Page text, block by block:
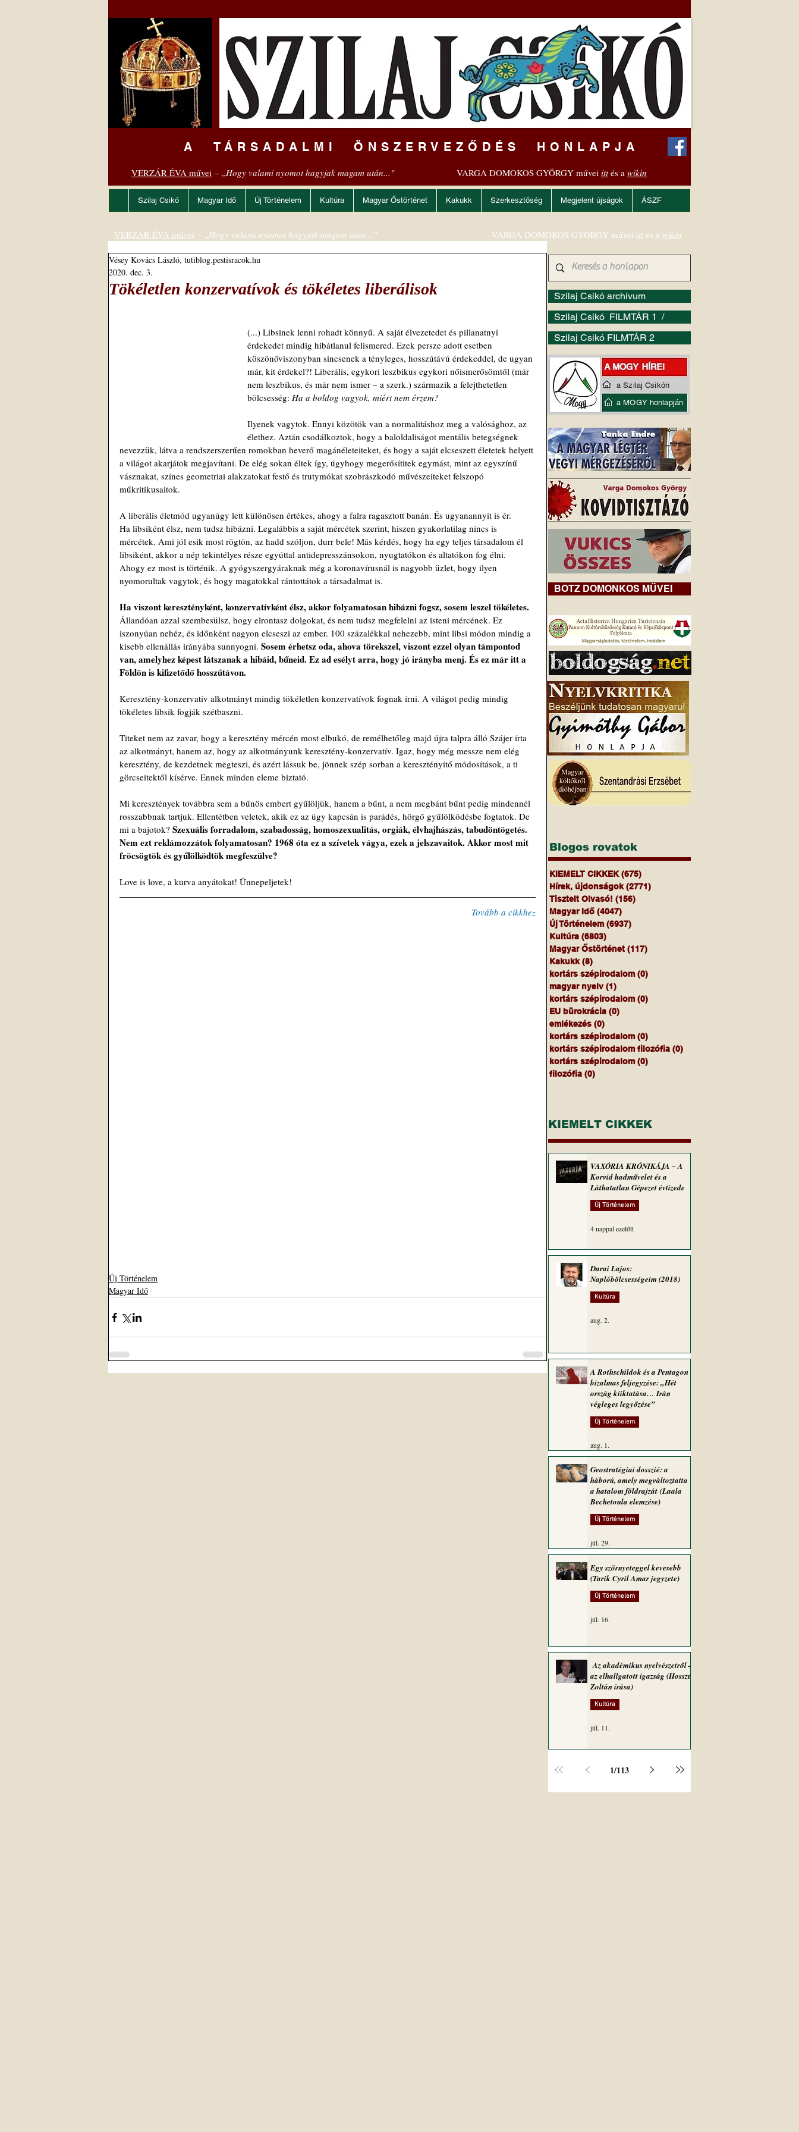
A TÁRSADALMI ÖNSZERVEZŐDÉS HONLAPJA
VERZÁR ÉVA művei – „Hogy valami nyomot hagyjak magam után..." VARGA DOMOKOS GYÖRGY művei ittés a wikin
Szilaj Csikó Magyar Idő Új Történelem Kultúra Magyar Őstörténet Kakukk Szerkesztőség Megjelent újságok ÁSZF
Tökéletlen konzervatívok és tökéletes liberálisok
Vésey Kovács László, tutiblog.pestisracok.hu
2020. dec. 3.
(...) Libsinek lenni rohadt könnyű. A saját élvezetedet és pillanatnyi
érdekedet mindig hibátlanul felismered. Ezek persze adott esetben
köszönőviszonyban sincsenek a tényleges, hosszútávú érdekeddel, de ugyan
már, kit érdekel?! Liberális, egykori leszbikus egykori nőismerősömtől (már
nem leszbikus, és már nem ismer – a szerk.) származik a felejthetetlen
bölcsesség: Ha a boldog vagyok, miért nem érzem?
Ilyenek vagytok. Ennyi közötök van a normalitáshoz meg a valósághoz, az
élethez. Aztán csodálkoztok, hogy a baloldaliságot mentális betegségnek
nevezzük, látva a rendszerszerűen romokban heverő magánéleteiteket, és hogy a saját elcseszett életetek helyett
a világot akarjátok megjavítani. De elég sokan éltek így, úgyhogy megerősítitek egymást, mint az egyszínű
vásznakat, színes geometriai alakzatokat festő és trutymókat szobrászkodó művészeiteket felszopó
műkritikusaitok.
A liberális életmód ugyanúgy lett különösen értékes, ahogy a falra ragasztott banán. És ugyanannyit is ér.
Ha libsiként élsz, nem tudsz hibázni. Legalábbis a saját mércétek szerint, hiszen gyakorlatilag nincs is
mércétek. Ami jól esik most rögtön, az hadd szóljon, durr bele! Más kérdés, hogy ha egy teljes társadalom él
libsiként, akkor a nép tekintélyes része egyúttal antidepresszánsokon, nyugtatókon és altatókon fog élni.
Ahogy ez most is történik. A gyógyszergyáraknak még a koronavírusnál is nagyobb üzlet, hogy ilyen
nyomorultak vagytok, és hogy magatokkal rántottátok a társadalmat is.
Ha viszont keresztényként, konzervatívként élsz, akkor folyamatosan hibázni fogsz, sosem leszel tökéletes.
Állandóan azzal szembesülsz, hogy elrontasz dolgokat, és nem tudsz megfelelni az isteni mércének. Ez
iszonyúan nehéz, és időnként nagyon elcseszi az ember. 100 százalékkal nehezebb, mint libsi módon mindig a
kisebb ellenállás irányába sunnyogni. Sosem érhetsz oda, ahova törekszel, viszont ezzel olyan támpontod
van, amelyhez képest látszanak a hibáid, bűneid. Ez ad esélyt arra, hogy jó irányba menj. És ez már itt a
Földön is kifizetődő hosszútávon.
Keresztény-konzervatív alkotmányt mindig tökéletlen konzervatívok fognak írni. A világot pedig mindig
tökéletes libsik fogják szétbaszni.
Titeket nem az zavar, hogy a keresztény mércén most elbukó, de remélhetőleg majd újra talpra álló Szájer írta
az alkotmányt, hanem az, hogy az alkotmányunk keresztény-konzervatív. Igaz, hogy még messze nem elég
keresztény, de kezdetnek megteszi, és azért lássuk be, jönnek szép sorban a keresztényítő módosítások, a ti
görcseitektől kísérve. Ennek minden eleme biztató.
Mi keresztények továbbra sem a bűnös embert gyűlöljük, hanem a bűnt, a nem megbánt bűnt pedig mindennél
rosszabbnak tartjuk. Ellentétben veletek, akik ez az ügy kapcsán is parádés, hörgő gyűlölködésbe fogtatok. De
mi a bajotok? Szexuális forradalom, szabadosság, homoszexualitás, orgiák, élvhajhászás, tabudöntögetés.
Nem ezt reklámozzátok folyamatosan? 1968 óta ez a szívetek vágya, ezek a jelszavaitok. Akkor most mit
fröcsögtök és gyűlölködtök megfeszülve?
Love is love, a kurva anyátokat! Ünnepeljetek!
Tovább a cikkhez
Új Történelem
Magyar Idő
Szilaj Csikó archívum
Szilaj Csikó FILMTÁR 1 /
Szilaj Csikó FILMTÁR 2
VERZÁR ÉVA művei – „Hogy valami nyomot hagyjak magam után..." VARGA DOMOKOS GYÖRGY művei itt és a wikin
BOTZ DOMONKOS MŰVEI
Blogos rovatok
KIEMELT CIKKEK (675)
Hírek, újdonságok (2771)
Tisztelt Olvasó! (156)
Magyar Idő (4047)
Új Történelem (6937)
Kultúra (6803)
Magyar Őstörténet (117)
Kakukk (8)
kortárs szépirodalom (0)
magyar nyelv (1)
kortárs szépirodalom (0)
EU bürokrácia (0)
emlékezés (0)
kortárs szépirodalom (0)
kortárs szépirodalom filozófia (0)
kortárs szépirodalom (0)
filozófia (0)
KIEMELT CIKKEK
VAXÓRIA KRÓNIKÁJA ‒ A
Korvid hadművelet és a
Láthatatlan Gépezet évtizede
Új Történelem
4 nappal ezelőtt
Darai Lajos:
Naplóbölcsességeim (2018)
Kultúra
aug. 2.
A Rothschildok és a Pentagon
bizalmas feljegyzése: „Hét
ország kiiktatása… Irán
végleges legyőzése”
Új Történelem
aug. 1.
Geostratégiai dosszié: a
háború, amely megváltoztatta
a hatalom földrajzát (Laala
Bechetoula elemzése)
Új Történelem
júl. 29.
Egy szörnyeteggel kevesebb
(Tarik Cyril Amar jegyzete)
Új Történelem
júl. 16.
Az akadémikus nyelvészetről –
az elhallgatott igazság (Hosszú
Zoltán írása)
Kultúra
júl. 11.
1/113
a Szilaj Csikón
a MOGY honlapján